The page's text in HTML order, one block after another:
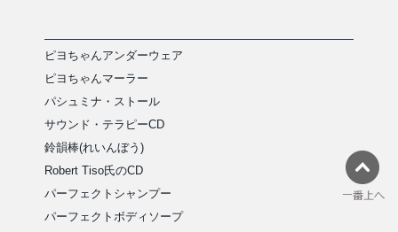
ピヨちゃんアンダーウェア
ピヨちゃんマーラー
パシュミナ・ストール
サウンド・テラピーCD
鈴韻棒(れいんぼう)
Robert Tiso氏のCD
パーフェクトシャンプー
パーフェクトボディソープ